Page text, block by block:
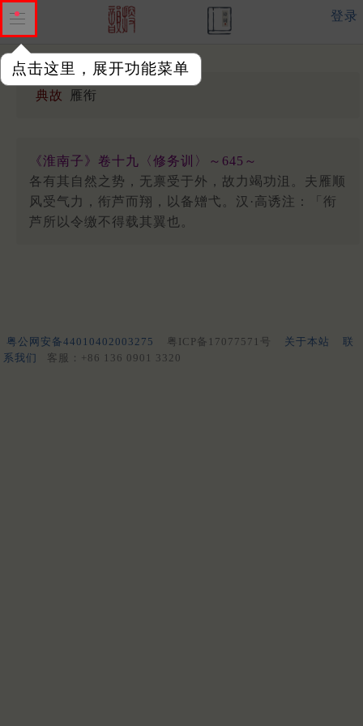
点击这里，展开功能菜单
登录
典故 雁衔
《淮南子》卷十九〈修务训〉～645～
各有其自然之势，无禀受于外，故力竭功沮。夫雁顺
风受气力，衔芦而翔，以备矰弋。汉·高诱注：「衔
芦所以令缴不得载其翼也。
粤公网安备44010402003275 粤ICP备17077571号 关于本站
联
系我们
客服：+86 136 0901 3320